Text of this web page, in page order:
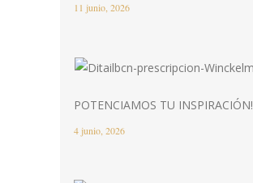
11 junio, 2026
POTENCIAMOS TU INSPIRACIÓN!
4 junio, 2026